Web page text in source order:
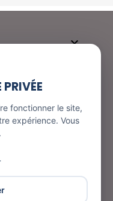

fonctionner le site,
expérience. Vous